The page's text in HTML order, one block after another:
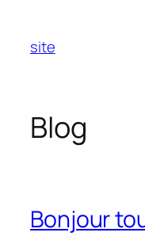
contenu
site
Blog
Bonjour